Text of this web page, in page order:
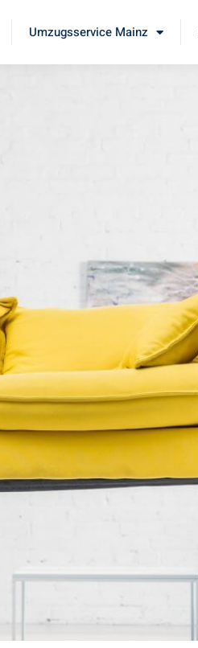
Umzugsservice Mainz